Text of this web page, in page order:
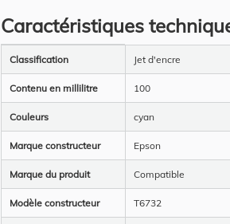
beginning
of
the
images
Caractéristiques
d’information
Classification Jet d'encre
Contenu en millilitre 100
Couleurs cyan
Marque constructeur Epson
Marque du produit Compatible
Modèle constructeur T6732